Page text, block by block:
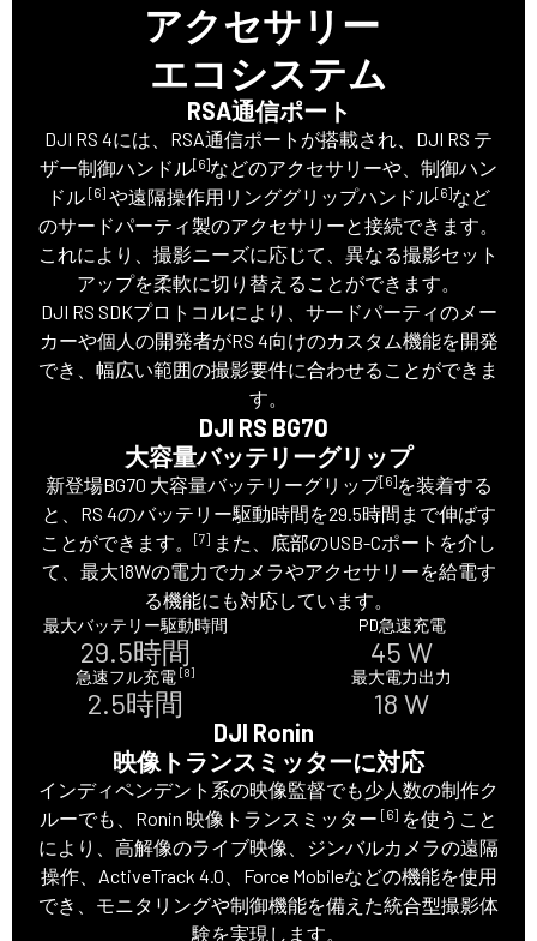
アクセサリー
エコシステム
RSA通信ポート
DJI RS 4には、RSA通信ポートが搭載され、DJI RS テ
ザー制御ハンドル[6]などのアクセサリーや、制御ハン
ドル [6] や遠隔操作用リンググリップハンドル[6]など
のサードパーティ製のアクセサリーと接続できます。
これにより、撮影ニーズに応じて、異なる撮影セット
アップを柔軟に切り替えることができます。
DJI RS SDKプロトコルにより、サードパーティのメー
カーや個人の開発者がRS 4向けのカスタム機能を開発
でき、幅広い範囲の撮影要件に合わせることができま
す。
DJI RS BG70
大容量バッテリーグリップ
新登場BG70 大容量バッテリーグリップ[6]を装着する
と、RS 4のバッテリー駆動時間を29.5時間まで伸ばす
ことができます。
[7] また、底部のUSB-Cポートを介し
て、最大18Wの電力でカメラやアクセサリーを給電す
る機能にも対応しています。
最大バッテリー駆動時間
29.5時間
PD急速充電
45 W
急速フル充電[8]
2.5時間
最大電力出力
18 W
DJI Ronin
映像トランスミッターに対応
インディペンデント系の映像監督でも少人数の制作ク
ルーでも、Ronin 映像トランスミッター [6] を使うこと
により、高解像のライブ映像、ジンバルカメラの遠隔
操作、ActiveTrack 4.0、Force Mobileなどの機能を使用
でき、モニタリングや制御機能を備えた統合型撮影体
験を実現します。